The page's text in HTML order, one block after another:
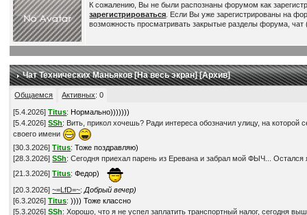
К сожалению, Вы не были распознаны форумом как
зарегистрироваться . Если Вы уже зарегистрированы на
возможность просматривать закрытые разделы форума,
Чат Технических Маньяков [На весь экран] [Архив]
Общаемся Активных:0
[5.4.2026]Titus: Нормально)))))))
[5.4.2026]SSh: Вить, прикол хочешь? Ради интереса обозначил улицу, на
своего имени
[30.3.2026]Titus:Тоже поздравляю)
[28.3.2026]SSh: Сегодня приехал парень из Еревана и забрал мой ФЫЧ... Остался
[21.3.2026]Titus:Федор)
[20.3.2026]~=LfD=~:Добрый вечер)
[6.3.2026]Titus:)))) Тоже классно
[5.3.2026]SSh: Хорошо, что я не успел заплатить транспортный налог, сегодня